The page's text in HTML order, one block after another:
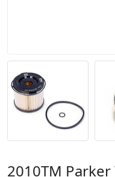
2010TM Parker